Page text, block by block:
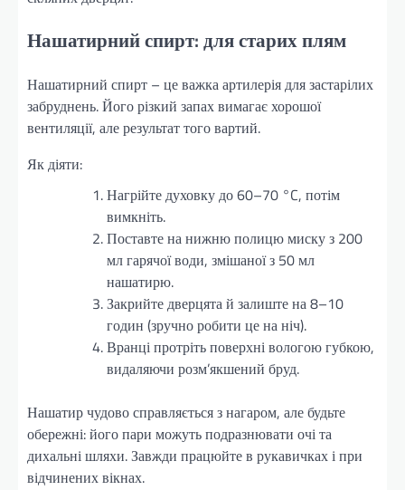
Нашатирний спирт: для старих плям
Нашатирний спирт – це важка артилерія для застарілих
забруднень. Його різкий запах вимагає хорошої
вентиляції, але результат того вартий.
Як діяти:
Нагрійте духовку до 60–70 °C, потім
вимкніть.
Поставте на нижню полицю миску з 200
мл гарячої води, змішаної з 50 мл
нашатирю.
Закрийте дверцята й залиште на 8–10
годин (зручно робити це на ніч).
Вранці протріть поверхні вологою губкою,
видаляючи розм’якшений бруд.
Нашатир чудово справляється з нагаром, але будьте
обережні: його пари можуть подразнювати очі та
дихальні шляхи. Завжди працюйте в рукавичках і при
відчинених вікнах.